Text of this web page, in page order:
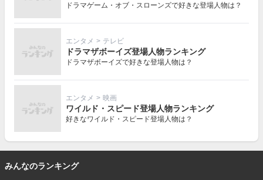
ドラマゲーム・オブ・スローンズで好きな登場人物は？
エンタメ > テレビ
ドラマザボーイズ登場人物ランキング
ドラマザボーイズで好きな登場人物は？
エンタメ > 映画
ワイルド・スピード登場人物ランキング
好きなワイルド・スピード登場人物は？
みんなのランキング